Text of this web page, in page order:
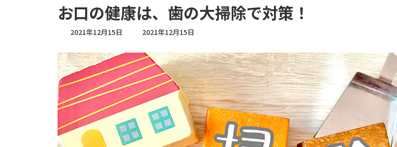
お口の健康は、歯の大掃除で対策！
2021年12月15日
最
更
新
日
時
:
2021年12月15日